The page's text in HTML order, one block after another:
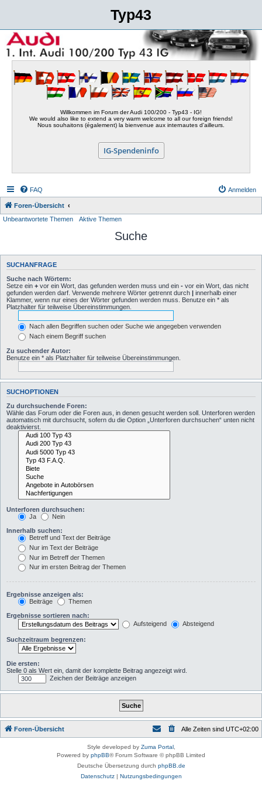
Typ43
Willkommen im Forum der Audi 100/200 - Typ43 - IG!
We would also like to extend a very warm welcome to all our foreign friends!
Nous souhaitons (également) la bienvenue aux internautes d'ailleurs.
IG-Spendeninfo
FAQ Anmelden
Foren-Übersicht
Unbeantwortete Themen
Aktive Themen
Suche
SUCHANFRAGE
Suche nach Wörtern:
Setze ein + vor ein Wort, das gefunden werden muss und ein - vor ein Wort, das nicht
gefunden werden darf. Verwende mehrere Wörter getrennt durch
innerhalb einer
Klammer, wenn nur eines der Wörter gefunden werden muss. Benutze ein * als
Platzhalter für teilweise Übereinstimmungen.
Nach allen Begriffen suchen oder Suche wie angegeben verwenden
Nach einem Begriff suchen
Zu suchender Autor:
Benutze ein * als Platzhalter für teilweise Übereinstimmungen.
SUCHOPTIONEN
Zu durchsuchende Foren:
Wähle das Forum oder die Foren aus, in denen gesucht werden soll. Unterforen werden
automatisch mit durchsucht, sofern du die Option „Unterforen durchsuchen“ unten nicht
deaktivierst.
Unterforen durchsuchen:
Ja
Nein
Innerhalb suchen:
Betreff und Text der Beiträge
Nur im Text der Beiträge
Nur im Betreff der Themen
Nur im ersten Beitrag der Themen
Ergebnisse anzeigen als:
Beiträge
Themen
Ergebnisse sortieren nach:
Aufsteigend
Absteigend
Suchzeitraum begrenzen:
Die ersten:
Stelle 0 als Wert ein, damit der komplette Beitrag angezeigt wird.
Zeichen der Beiträge anzeigen
Foren-Übersicht Alle Zeiten sind UTC+02:00
Style developed by Zuma Portal,
Powered by phpBB® Forum Software © phpBB Limited
Deutsche Übersetzung durch phpBB.de
Datenschutz| Nutzungsbedingungen